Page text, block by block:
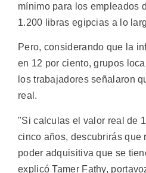
mínimo para los empleados
1.200 libras egipcias a lo
Pero, considerando que la
en 12 por ciento, grupos
los trabajadores señalaron
real.
"Si calculas el valor real de
cinco años, descubrirás que
poder adquisitiva que se
explicó Tamer Fathy,